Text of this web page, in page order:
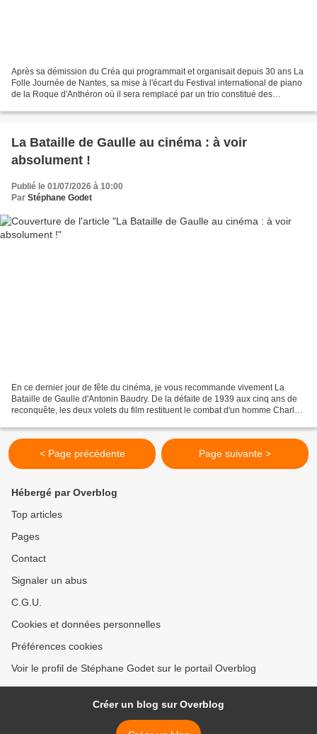
Après sa démission du Créa qui programmait et organisait depuis 30 ans La
Folle Journée de Nantes, sa mise à l'écart du Festival international de piano
de la Roque d'Anthéron où il sera remplacé par un trio constitué des
La Bataille de Gaulle au cinéma : à voir
absolument !
Publié le 01/07/2026 à 10:00
Par Stéphane Godet
En ce dernier jour de fête du cinéma, je vous recommande vivement La
Bataille de Gaulle d'Antonin Baudry. De la défaite de 1939 aux cinq ans de
reconquête, les deux volets du film restituent le combat d'un homme Charles
< Page précédente Page suivante >
Hébergé par Overblog
Top articles
Pages
Contact
Signaler un abus
C.G.U.
Cookies et données personnelles
Préférences cookies
Voir le profil de Stéphane Godet sur le portail Overblog
Créer un blog sur Overblog